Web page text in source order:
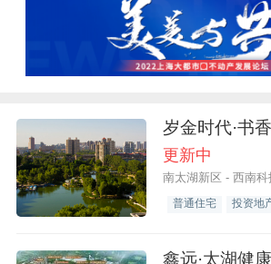
岁金时代·书
更新中
南太湖新区 - 西南
普通住宅 投资地
鑫远·太湖健